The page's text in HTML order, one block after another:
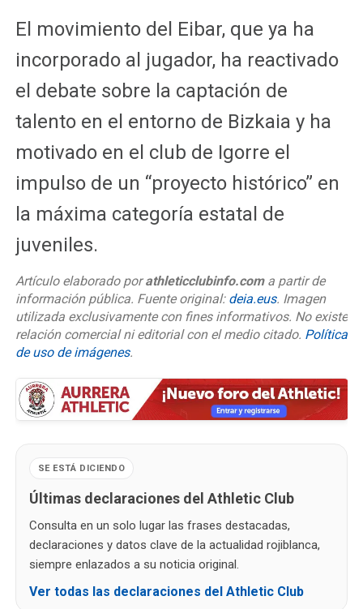
El movimiento del Eibar, que ya ha
incorporado al jugador, ha reactivado
el debate sobre la captación de
talento en el entorno de Bizkaia y ha
motivado en el club de Igorre el
impulso de un “proyecto histórico” en
la máxima categoría estatal de
juveniles.
Artículo elaborado porathleticclubinfo.coma partir de
información pública. Fuente original: deia.eus. Imagen
utilizada exclusivamente con fines informativos. No existe
relación comercial ni editorial con el medio citado. Política
de uso de imágenes.
SE ESTÁ DICIENDO
Últimas declaraciones del Athletic Club
Consulta en un solo lugar las frases destacadas,
declaraciones y datos clave de la actualidad rojiblanca,
siempre enlazados a su noticia original.
Ver todas las declaraciones del Athletic Club